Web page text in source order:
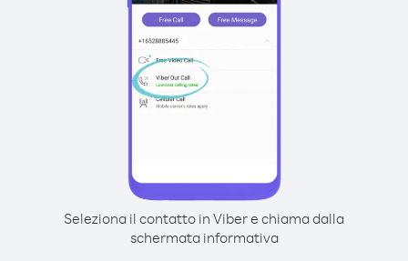
Seleziona il contatto in Viber e chiama dalla
schermata informativa